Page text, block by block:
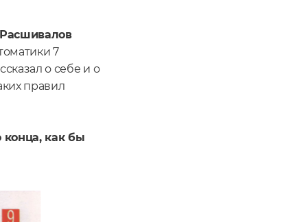
Расшивалов
7
о себе и о
правил
конца, как бы